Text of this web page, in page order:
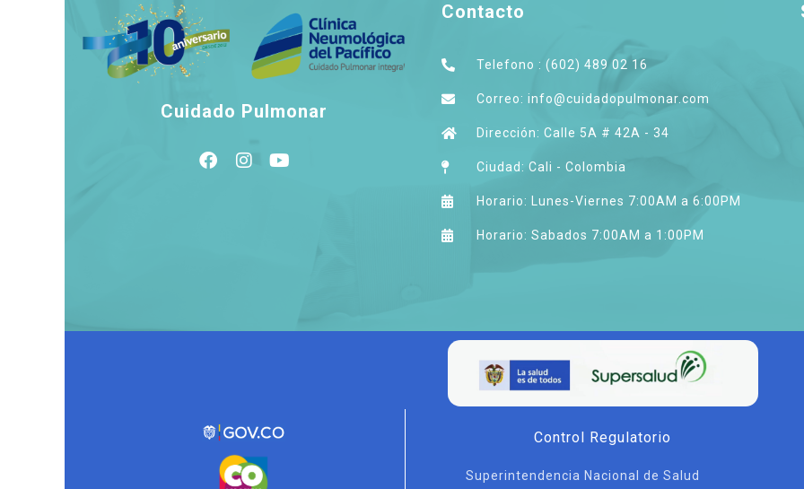
Cuidado Pulmonar
Contacto
Telefono : (602) 489 02 16
Correo: info@cuidadopulmonar.com
Dirección: Calle 5A # 42A - 34
Ciudad: Cali - Colombia
Horario: Lunes-Viernes 7:00AM a 6:00PM
Horario: Sabados 7:00AM a 1:00PM
Control Regulatorio
Superintendencia Nacional de Salud